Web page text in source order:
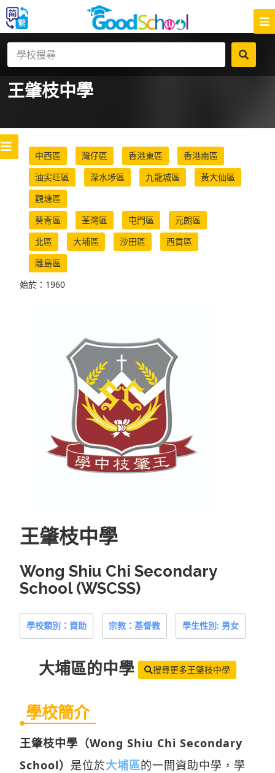
王肇枝中學
中西區 灣仔區 香港東區
香港南區
油尖旺區
深水埗區 九龍城區
黃大仙區
觀塘區
葵青區
荃灣區 屯門區
元朗區
北區
大埔區 沙田區
西貢區
離島區
始於：1960
王肇枝中學
Wong Shiu Chi Secondary
School (WSCSS)
學校類別：資助 宗教：基督教 學生性別: 男女
大埔區的中學 搜尋更多王肇枝中學
學校簡介
王肇枝中學（Wong Shiu Chi Secondary
School） 是位於大埔區的一間資助中學，學